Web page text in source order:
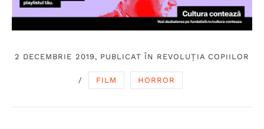
2 DECEMBRIE 2019, PUBLICAT ÎN REVOLUȚIA COPIILOR
/ FILM HORROR